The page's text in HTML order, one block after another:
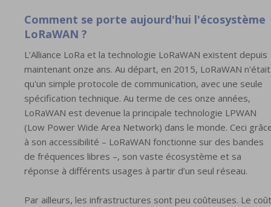
Comment se porte aujourd'hui l'écosystème
LoRaWAN ?
L’Alliance LoRa et la technologie LoRaWAN existent depuis
maintenant onze ans. Au départ, en 2015, LoRaWAN n'était
qu'un simple protocole de communication, avec une seule
spécification technique. Au terme de ces onze années,
LoRaWAN est devenue la principale technologie LPWAN
(Low Power Wide Area Network) dans le monde. Ceci
à son accessibilité – LoRaWAN fonctionne sur des bandes
de fréquences libres –, son vaste écosystème et sa
réponse à différents usages à partir d’un seul réseau.
Par ailleurs, les infrastructures sont peu coûteuses. Le coût